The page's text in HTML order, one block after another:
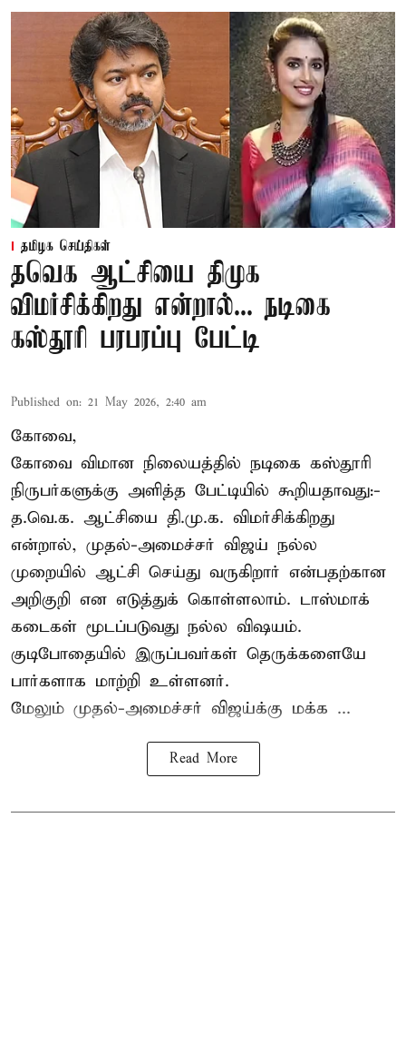
தமிழக செய்திகள்
தவெக ஆட்சியை திமுக
விமர்சிக்கிறது என்றால்... நடிகை
கஸ்தூரி பரபரப்பு பேட்டி
Published on: 21 May 2026, 2:40 am
கோவை,
கோவை விமான நிலையத்தில் நடிகை கஸ்தூரி
நிருபர்களுக்கு அளித்த பேட்டியில் கூறியதாவது:-
த.வெ.க. ஆட்சியை தி.மு.க. விமர்சிக்கிறது
என்றால், முதல்-அமைச்சர் விஜய் நல்ல
முறையில் ஆட்சி செய்து வருகிறார் என்பதற்கான
அறிகுறி என எடுத்துக் கொள்ளலாம். டாஸ்மாக்
கடைகள் மூடப்படுவது நல்ல விஷயம்.
குடிபோதையில் இருப்பவர்கள் தெருக்களையே
பார்களாக மாற்றி உள்ளனர்.
மேலும் முதல்-அமைச்சர் விஜய்க்கு மக்க ...
Read More